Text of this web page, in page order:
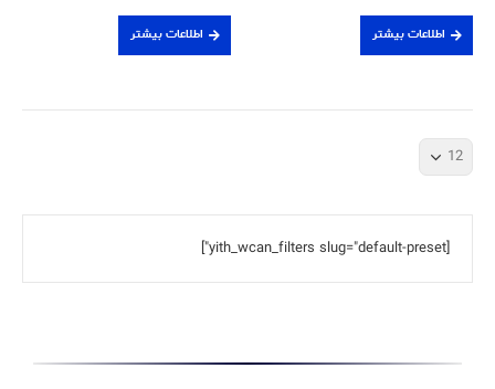
اطلاعات بیشتر اطلاعات بیشتر
[yith_wcan_filters slug="default-preset"]